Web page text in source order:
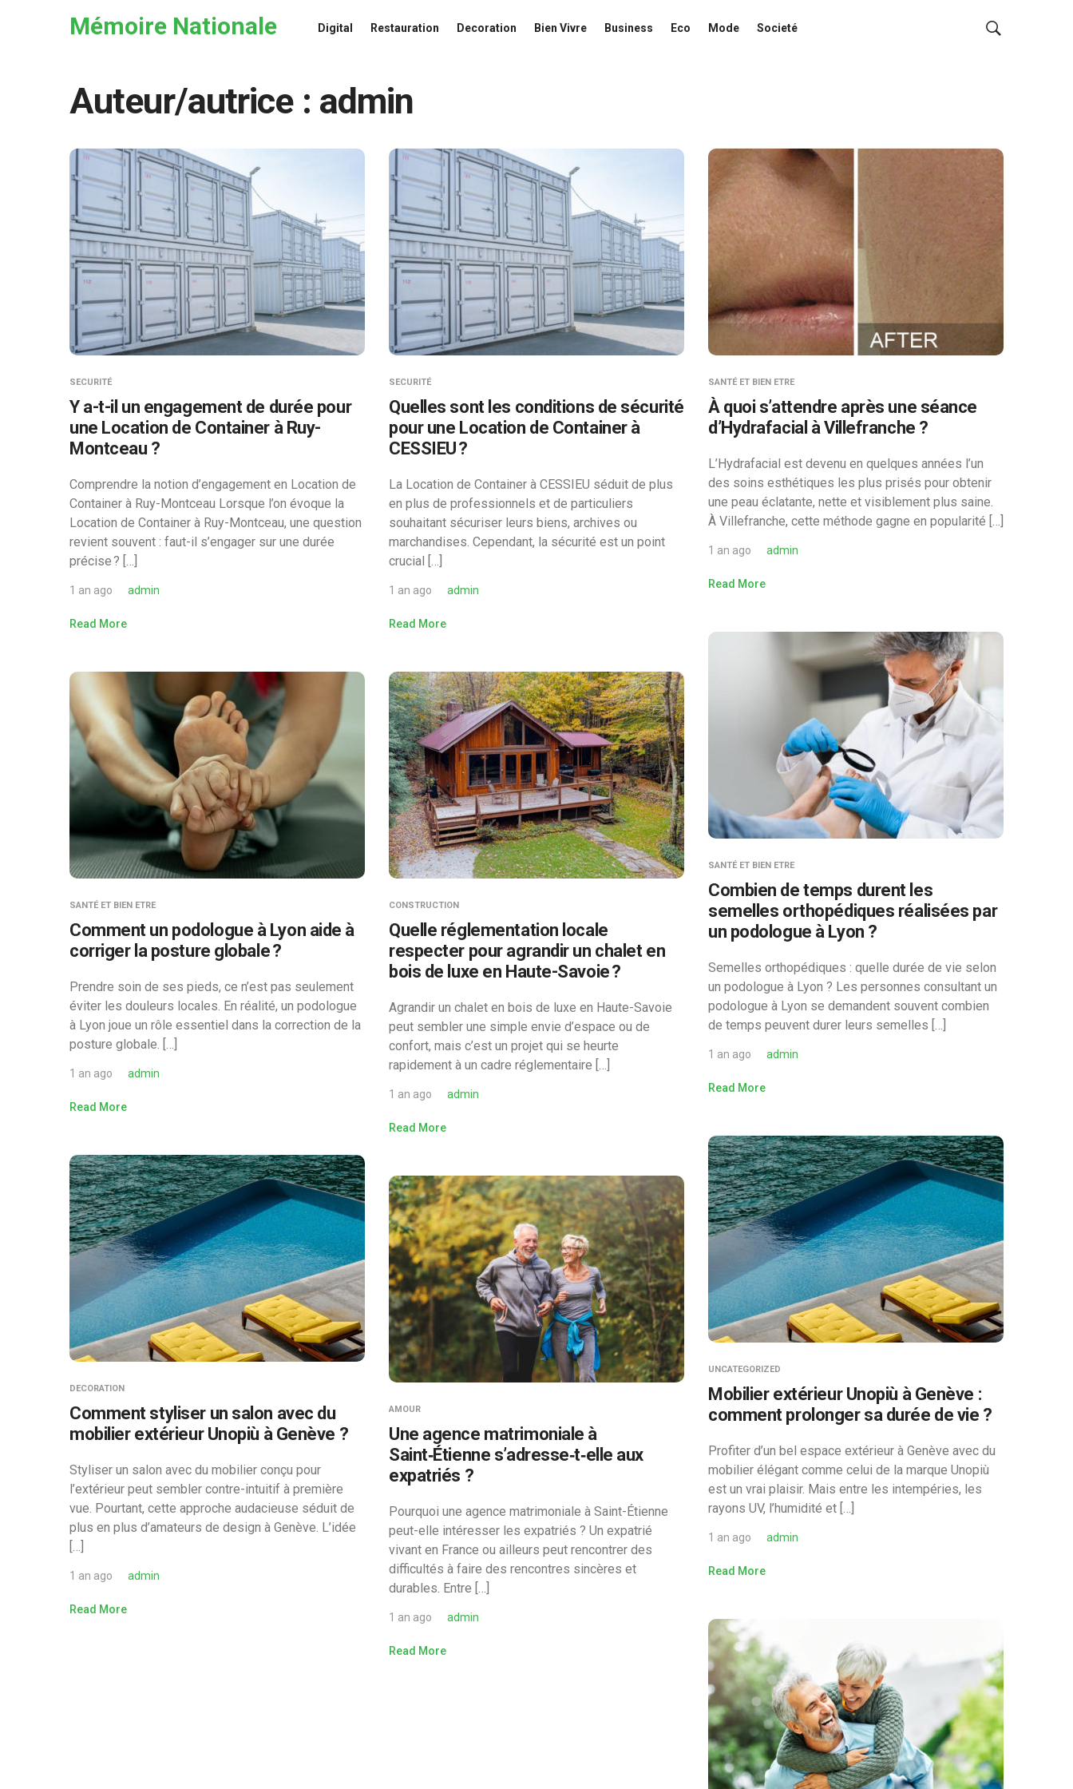
Mémoire Nationale Digital Restauration Decoration Bien Vivre Business Eco Mode Societé
Auteur/autrice : admin
SECURITÉ
Y a-t-il un engagement de durée pour
une Location de Container à Ruy-
Montceau ?
Comprendre la notion d’engagement en Location de
Container à Ruy-Montceau Lorsque l’on évoque la
Location de Container à Ruy-Montceau, une question
revient souvent : faut-il s’engager sur une durée
précise ? […]
1 an ago admin
Read More
SECURITÉ
Quelles sont les conditions de sécurité
pour une Location de Container à
CESSIEU ?
La Location de Container à CESSIEU séduit de plus
en plus de professionnels et de particuliers
souhaitant sécuriser leurs biens, archives ou
marchandises. Cependant, la sécurité est un point
crucial […]
1 an ago admin
Read More
SANTÉ ET BIEN ETRE
À quoi s’attendre après une séance
d’Hydrafacial à Villefranche ?
L’Hydrafacial est devenu en quelques années l’un
des soins esthétiques les plus prisés pour obtenir
une peau éclatante, nette et visiblement plus saine.
À Villefranche, cette méthode gagne en popularité […]
1 an ago admin
Read More
SANTÉ ET BIEN ETRE
Combien de temps durent les
semelles orthopédiques réalisées par
un podologue à Lyon ?
Semelles orthopédiques : quelle durée de vie selon
un podologue à Lyon ? Les personnes consultant un
podologue à Lyon se demandent souvent combien
de temps peuvent durer leurs semelles […]
1 an ago admin
Read More
SANTÉ ET BIEN ETRE
Comment un podologue à Lyon aide à
corriger la posture globale ?
Prendre soin de ses pieds, ce n’est pas seulement
éviter les douleurs locales. En réalité, un podologue
à Lyon joue un rôle essentiel dans la correction de la
posture globale. […]
1 an ago admin
Read More
CONSTRUCTION
Quelle réglementation locale
respecter pour agrandir un chalet en
bois de luxe en Haute-Savoie ?
Agrandir un chalet en bois de luxe en Haute-Savoie
peut sembler une simple envie d’espace ou de
confort, mais c’est un projet qui se heurte
rapidement à un cadre réglementaire […]
1 an ago admin
Read More
UNCATEGORIZED
Mobilier extérieur Unopiù à Genève :
comment prolonger sa durée de vie ?
Profiter d’un bel espace extérieur à Genève avec du
mobilier élégant comme celui de la marque Unopiù
est un vrai plaisir. Mais entre les intempéries, les
rayons UV, l’humidité et […]
1 an ago admin
Read More
DECORATION
Comment styliser un salon avec du
mobilier extérieur Unopiù à Genève ?
Styliser un salon avec du mobilier conçu pour
l’extérieur peut sembler contre-intuitif à première
vue. Pourtant, cette approche audacieuse séduit de
plus en plus d’amateurs de design à Genève. L’idée
[…]
1 an ago admin
Read More
AMOUR
Une agence matrimoniale à
Saint‑Étienne s’adresse‑t‑elle aux
expatriés ?
Pourquoi une agence matrimoniale à Saint-Étienne
peut-elle intéresser les expatriés ? Un expatrié
vivant en France ou ailleurs peut rencontrer des
difficultés à faire des rencontres sincères et
durables. Entre […]
1 an ago admin
Read More